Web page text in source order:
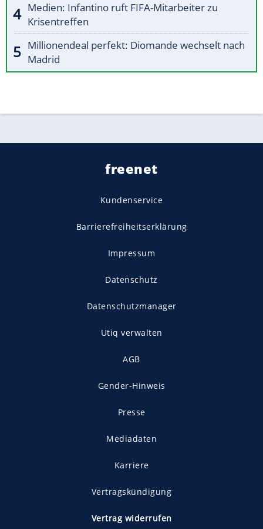
Medien: Infantino ruft FIFA-Mitarbeiter zu
Krisentreffen
Millionendeal perfekt: Diomande wechselt nach
Madrid
freenet
Kundenservice
Barrierefreiheitserklärung
Impressum
Datenschutz
Datenschutzmanager
Utiq verwalten
AGB
Gender-Hinweis
Presse
Mediadaten
Karriere
Vertragskündigung
Vertrag widerrufen